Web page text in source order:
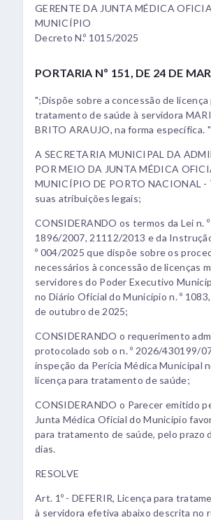
GERENTE DA JUNTA MÉDICA
MUNICÍPIO
Decreto N.º 1015/2025
PORTARIA Nº 151, DE 24 DE
";Dispõe sobre a concessão de licença
tratamento de saúde à servidora
BRITO ARAUJO, na forma específica.
A SECRETARIA MUNICIPAL DA
POR MEIO DA JUNTA MÉDICA
MUNICÍPIO DE PORTO NACIONAL -
suas atribuições legais;
CONSIDERANDO os termos da Lei n.
1896/2007, 21112/2013 e da
º 004/2025 que dispõe sobre os
necessários à concessão de licenças
servidores do Poder Executivo
no Diário Oficial do Município n. º
de outubro de 2025;
CONSIDERANDO o requerimento
protocolado sob o n. º 2026/430199/
inspeção da Perícia Médica Municipal
licença para tratamento de saúde;
CONSIDERANDO o Parecer emitido
Junta Médica Oficial do Município
para tratamento de saúde, pelo prazo
dias.
RESOLVE
Art. 1º - DEFERIR, Licença para
à servidora efetiva abaixo descrita no